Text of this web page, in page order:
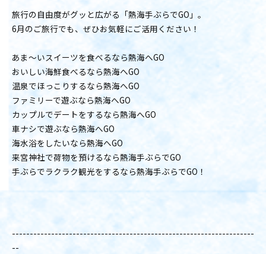
旅行の自由度がグッと広がる「熱海手ぶらでGO」。
6月のご旅行でも、ぜひお気軽にご活用ください！
あま〜いスイーツを食べるなら熱海へGO
おいしい海鮮食べるなら熱海へGO
温泉でほっこりするなら熱海へGO
ファミリーで遊ぶなら熱海へGO
カップルでデートをするなら熱海へGO
車ナシで遊ぶなら熱海へGO
海水浴をしたいなら熱海へGO
来宮神社で荷物を預けるなら熱海手ぶらでGO
手ぶらでラクラク観光をするなら熱海手ぶらでGO！
--------------------------------------------------------------------
--